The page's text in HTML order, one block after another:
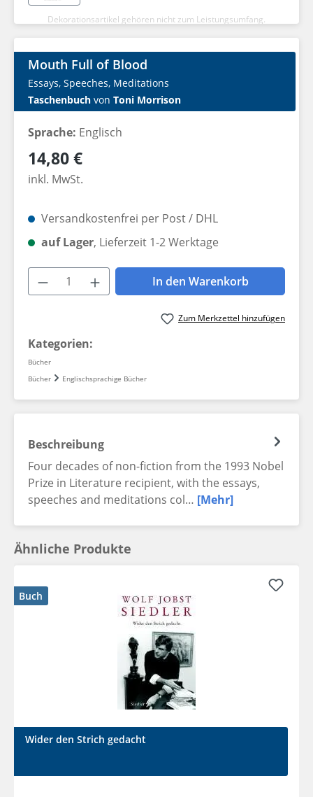
Dekorationsartikel gehören nicht zum Leistungsumfang.
Mouth Full of Blood
Essays, Speeches, Meditations
Taschenbuch von Toni Morrison
Sprache: Englisch
Regulärer Preis:
14,80 €
inkl. MwSt.
Versandkostenfrei per Post / DHL
auf Lager, Lieferzeit 1-2 Werktage
Produkt Anzahl: Gib den
In den Warenkorb
Zum Merkzettel hinzufügen
Kategorien:
Bücher
Bücher
Englischsprachige Bücher
Beschreibung
Four decades of non-fiction from the 1993 Nobel
Prize in Literature recipient, with the essays,
speeches and meditations col… [Mehr]
Ähnliche Produkte
Buch
Wider den Strich gedacht